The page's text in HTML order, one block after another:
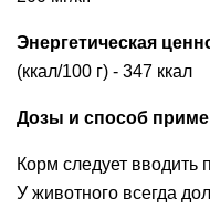
Энергетическая
(ккал/100 г) - 347 ккал
Дозы и способ
Корм следует вводить
У животного всегда